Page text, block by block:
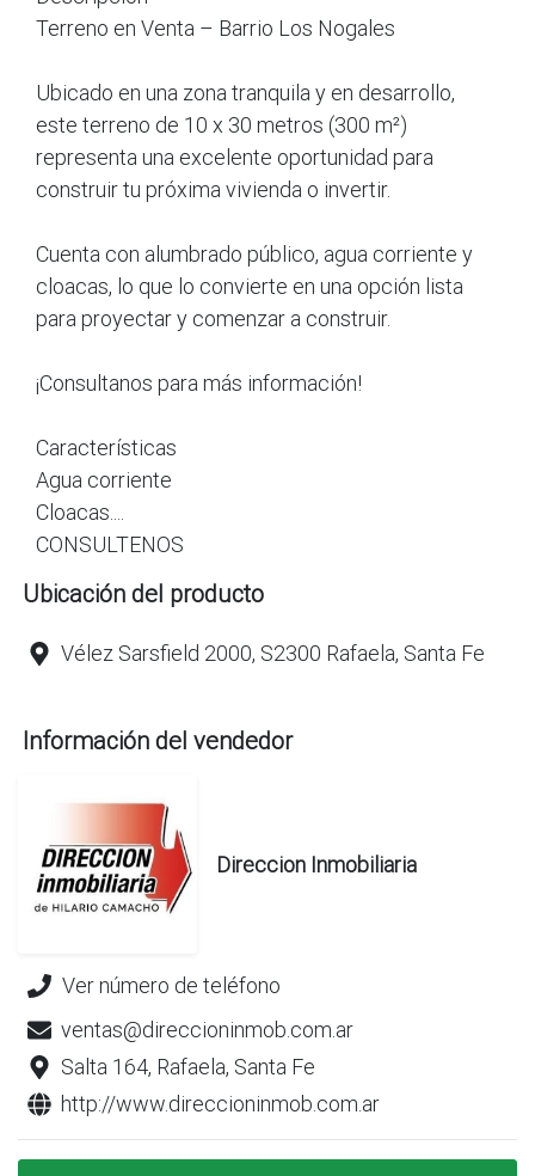
Terreno en Venta – Barrio Los Nogales
Ubicado en una zona tranquila y en desarrollo,
este terreno de 10 x 30 metros (300 m²)
representa una excelente oportunidad para
construir tu próxima vivienda o invertir.
Cuenta con alumbrado público, agua corriente y
cloacas, lo que lo convierte en una opción lista
para proyectar y comenzar a construir.
¡Consultanos para más información!
Características
Agua corriente
Cloacas....
CONSULTENOS
Ubicación del producto
Vélez Sarsfield 2000, S2300 Rafaela, Santa Fe
Información del vendedor
Direccion Inmobiliaria
Ver número de teléfono
ventas@direccioninmob.com.ar
Salta 164, Rafaela, Santa Fe
http://www.direccioninmob.com.ar